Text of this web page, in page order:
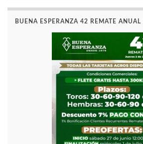
BUENA ESPERANZA 42 REMATE